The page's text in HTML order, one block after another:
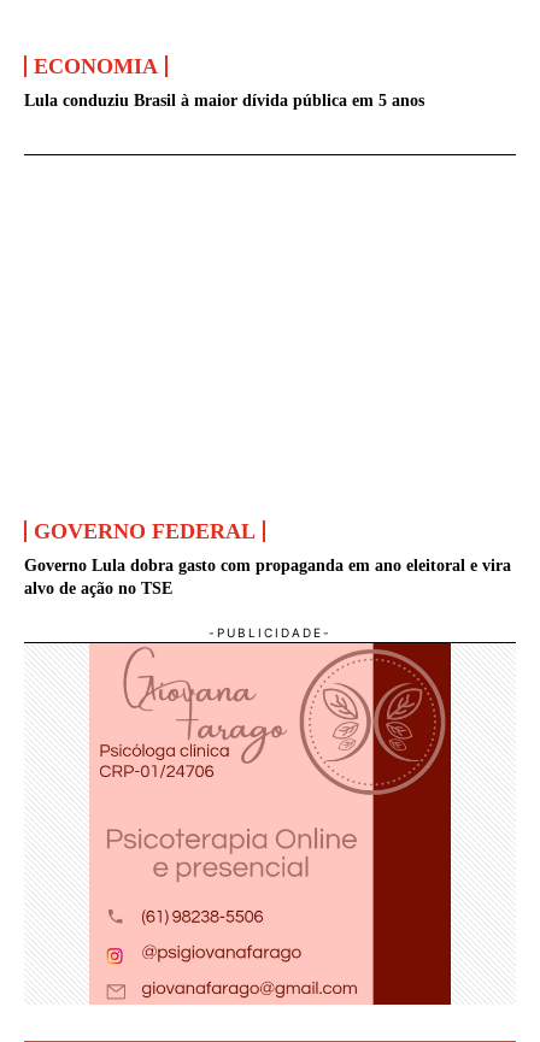
ECONOMIA
Lula conduziu Brasil à maior dívida pública em 5 anos
GOVERNO FEDERAL
Governo Lula dobra gasto com propaganda em ano eleitoral e vira
alvo de ação no TSE